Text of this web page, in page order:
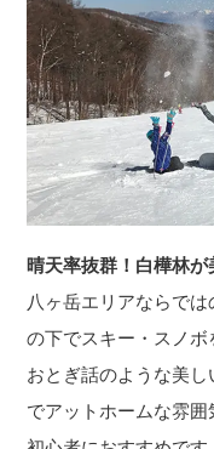
晴天率抜群！白樺林が
八ヶ岳エリアならで
の下でスキー・スノボ
おとぎ話のような美
でアットホームな雰